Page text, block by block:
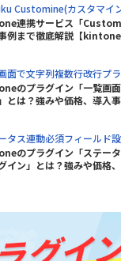
Customine(カスタマイ
連携サービス「
例まで徹底解説【kintone
面で文字列複数行改行プ
のプラグイン「一覧画
とは？強みや価格、導入
タス連動必須フィールド
のプラグイン「ステー
イン」とは？強みや価格